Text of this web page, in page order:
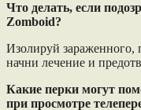
Что делать, если
Zomboid?
Изолируй зараженного,
начни лечение и
Какие перки могут
при просмотре